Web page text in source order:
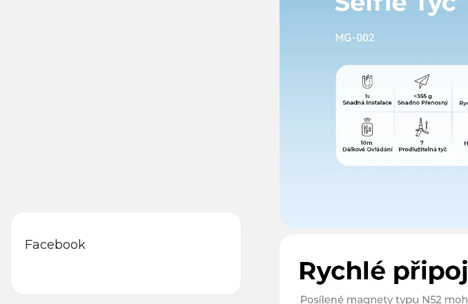
Facebook